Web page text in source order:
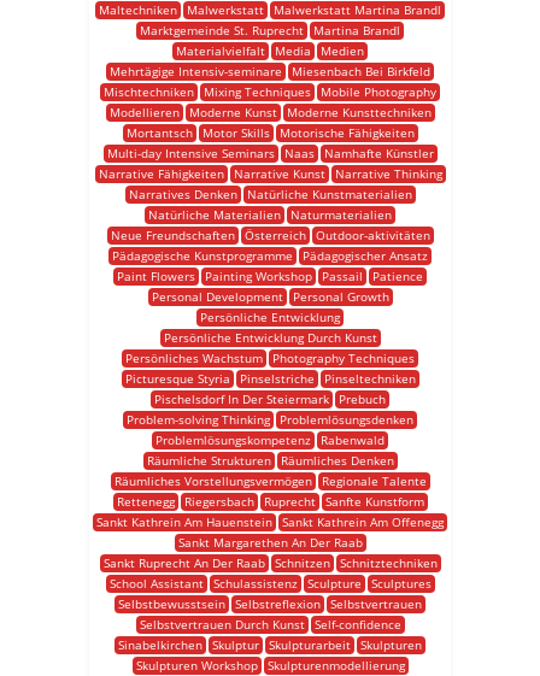
Maltechniken
Malwerkstatt
Malwerkstatt Martina Brandl
Marktgemeinde St. Ruprecht
Martina Brandl
Materialvielfalt
Media
Medien
Mehrtägige Intensiv-seminare
Miesenbach Bei Birkfeld
Mischtechniken
Mixing Techniques
Mobile Photography
Modellieren
Moderne Kunst
Moderne Kunsttechniken
Mortantsch
Motor Skills
Motorische Fähigkeiten
Multi-day Intensive Seminars
Naas
Namhafte Künstler
Narrative Fähigkeiten
Narrative Kunst
Narrative Thinking
Narratives Denken
Natürliche Kunstmaterialien
Natürliche Materialien
Naturmaterialien
Neue Freundschaften
Österreich
Outdoor-aktivitäten
Pädagogische Kunstprogramme
Pädagogischer Ansatz
Paint Flowers
Painting Workshop Passail
Patience
Personal Development
Personal Growth
Persönliche Entwicklung
Persönliche Entwicklung Durch Kunst
Persönliches Wachstum
Photography Techniques
Picturesque Styria
Pinselstriche
Pinseltechniken
Pischelsdorf In Der Steiermark
Prebuch
Problem-solving Thinking
Problemlösungsdenken
Problemlösungskompetenz
Rabenwald
Räumliche Strukturen
Räumliches Denken
Räumliches Vorstellungsvermögen
Regionale Talente
Rettenegg
Riegersbach Ruprecht
Sanfte Kunstform
Sankt Kathrein Am Hauenstein Sankt Kathrein Am Offenegg
Sankt Margarethen An Der Raab
Sankt Ruprecht An Der Raab
Schnitzen
Schnitztechniken
School Assistant
Schulassistenz Sculpture
Sculptures
Selbstbewusstsein Selbstreflexion Selbstvertrauen
Selbstvertrauen Durch Kunst
Self-confidence
Sinabelkirchen Skulptur Skulpturarbeit Skulpturen
Skulpturen Workshop
Skulpturenmodellierung